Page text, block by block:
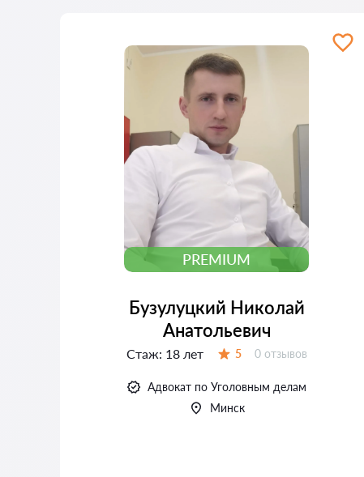
PREMIUM
Бузулуцкий Николай
Анатольевич
Стаж: 18 лет 5 Отзывов:
0 отзывов
Адвокат по Уголовным делам
Минск